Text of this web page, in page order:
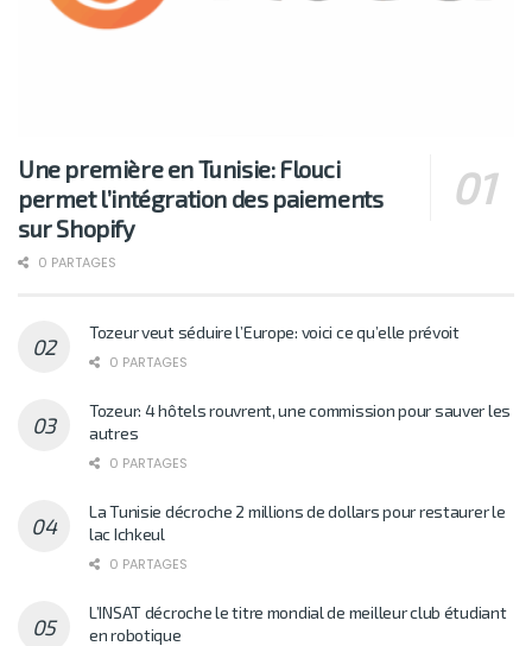
Une première en Tunisie: Flouci
permet l’intégration des paiements
sur Shopify
0 PARTAGES
Tozeur veut séduire l’Europe: voici ce qu’elle prévoit
0 PARTAGES
Tozeur: 4 hôtels rouvrent, une commission pour sauver les
autres
0 PARTAGES
La Tunisie décroche 2 millions de dollars pour restaurer le
lac Ichkeul
0 PARTAGES
L’INSAT décroche le titre mondial de meilleur club étudiant
en robotique